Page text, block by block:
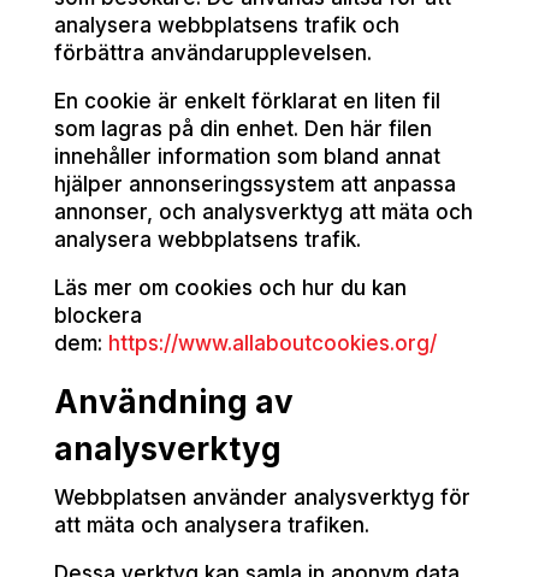
analysera webbplatsens trafik och
förbättra användarupplevelsen.
En cookie är enkelt förklarat en liten fil
som lagras på din enhet. Den här filen
innehåller information som bland annat
hjälper annonseringssystem att anpassa
annonser, och analysverktyg att mäta och
analysera webbplatsens trafik.
Läs mer om cookies och hur du kan
blockera
dem: https://www.allaboutcookies.org/
Användning av
analysverktyg
Webbplatsen använder analysverktyg för
att mäta och analysera trafiken.